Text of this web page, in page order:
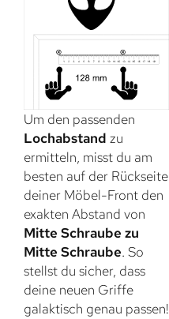
Um den passenden
Lochabstand zu
ermitteln, misst du am
besten auf der Rückseite
deiner Möbel-Front den
exakten Abstand von
Mitte Schraube zu
Mitte Schraube. So
stellst du sicher, dass
deine neuen Griffe
galaktisch genau passen!